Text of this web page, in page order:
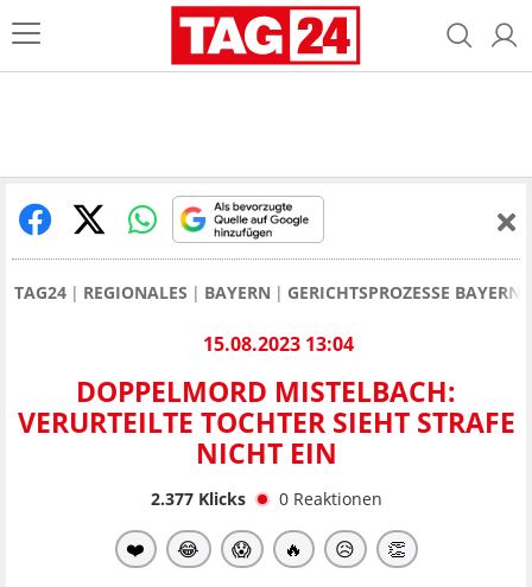
TAG24 REGIONALES BAYERN GERICHTSPROZESSE BAYERN
15.08.2023 13:04
DOPPELMORD MISTELBACH:
VERURTEILTE TOCHTER SIEHT STRAFE
NICHT EIN
2.377Klicks 0 Reaktionen
❤️ 😂 😱 🔥 😥 👏